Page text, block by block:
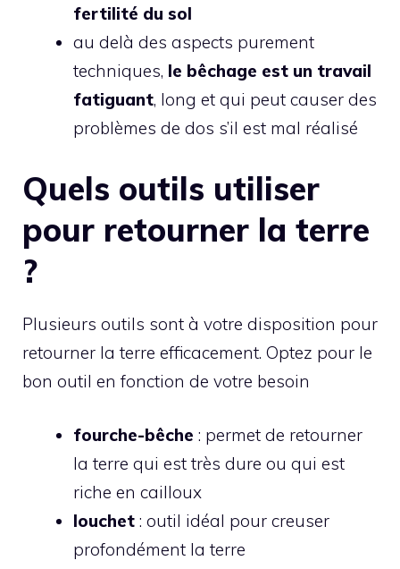
fertilité du sol
au delà des aspects purement
techniques, le bêchage est un travail
fatiguant, long et qui peut causer des
problèmes de dos s’il est mal réalisé
Quels outils utiliser
pour retourner la terre
?
Plusieurs outils sont à votre disposition pour
retourner la terre efficacement. Optez pour le
bon outil en fonction de votre besoin
fourche-bêche : permet de retourner
la terre qui est très dure ou qui est
riche en cailloux
louchet : outil idéal pour creuser
profondément la terre